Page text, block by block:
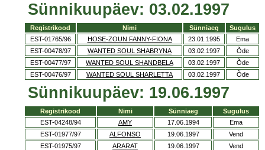
Sünnikuupäev: 03.02.1997
Registrikood Nimi Sünniaeg
Sugulus
EST-01765/96
HOSE-ZOUN FANNY-FIONA 23.01.1995
Ema
EST-00478/97
WANTED SOUL SHABRYNA 03.02.1997
Õde
EST-00477/97
WANTED SOUL SHANDBELA 03.02.1997
Õde
EST-00476/97
WANTED SOUL SHARLETTA 03.02.1997 Õde
Sünnikuupäev: 19.06.1997
Registrikood Nimi Sünniaeg
Sugulus
EST-04248/94
AMY 17.06.1994
Ema
EST-01977/97
ALFONSO 19.06.1997
Vend
EST-01975/97
ARARAT 19.06.1997 Vend